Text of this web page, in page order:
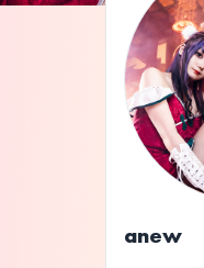
ライブ体験
に。
anew